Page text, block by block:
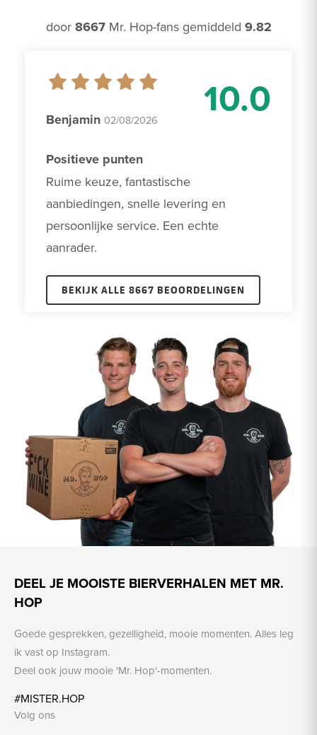
door 8667Mr. Hop-fans gemiddeld 9.82
10.0
Benjamin 02/08/2026
Positieve punten
Ruime keuze, fantastische
aanbiedingen, snelle levering en
persoonlijke service. Een echte
aanrader.
BEKIJK ALLE 8667 BEOORDELINGEN
DEEL JE MOOISTE BIERVERHALEN MET MR.
HOP
Goede gesprekken, gezelligheid, mooie momenten. Alles leg
ik vast op Instagram.
Deel ook jouw mooie 'Mr. Hop'-momenten.
#MISTER.HOP
Volg ons